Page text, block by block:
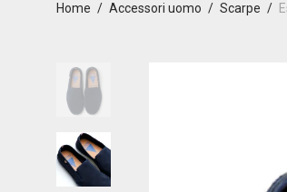
Home / Accessori uomo / Scarpe /